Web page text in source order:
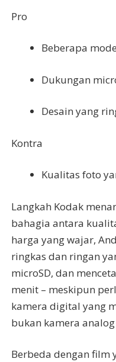
Pro
Beberapa
Dukungan
Desain yang
Kontra
Kualitas foto
Langkah Kodak
bahagia antara
harga yang wajar,
ringkas dan ringan
microSD, dan
menit – meskipun
kamera digital yang
bukan kamera
Berbeda dengan film